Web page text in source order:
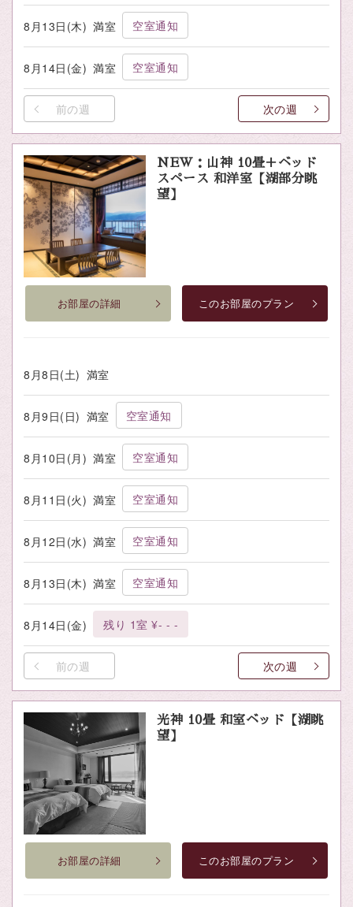
8月13日(木) 満室 空室通知
8月14日(金) 満室 空室通知
前の週 次の週
NEW：山神 10畳＋ベッド
スペース 和洋室【湖部分眺
望】
お部屋の詳細 このお部屋のプラン
8月8日(土) 満室
8月9日(日) 満室 空室通知
8月10日(月) 満室 空室通知
8月11日(火) 満室 空室通知
8月12日(水) 満室 空室通知
8月13日(木) 満室 空室通知
8月14日(金) 残り 1室 ¥- - -
前の週 次の週
光神 10畳 和室ベッド【湖眺
望】
お部屋の詳細 このお部屋のプラン